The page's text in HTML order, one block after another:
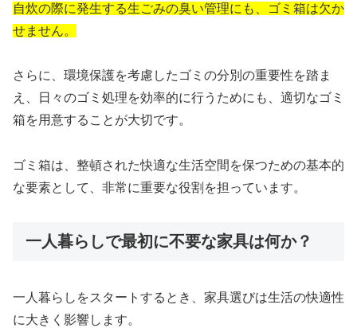
自炊の際に発生する生ごみの臭い管理にも、ゴミ箱は欠か
せません。
さらに、環境保護を考慮したゴミの分別の重要性を踏ま
え、日々のゴミ処理を効率的に行うためにも、適切なゴミ
箱を用意することが大切です。
ゴミ箱は、整頓された快適な生活空間を保つための基本的
な要素として、非常に重要な役割を担っています。
一人暮らしで最初に不要な家具は何か？
一人暮らしをスタートするとき、家具選びは生活の快適性
に大きく影響します。